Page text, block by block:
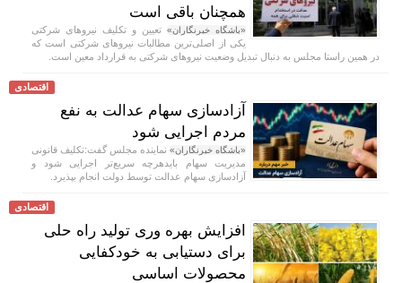
همچنان باقی است
«باشگاه خبرنگاران» تعیین و تکلیف نیرو‌های شرکتی
یکی از اصلی‌ترین مطالبات نیرو‌های شرکتی است که
در همین راستا مجلس به دنبال تبدیل وضعیت نیرو‌های شرکتی به قرارداد معین است.
اقتصادی
آزادسازی سهام عدالت به نفع
مردم اجرایی شود
«باشگاه خبرنگاران» نماینده مجلس گفت:تکلیف قانونی
مدیریت سهام بایدهرچه سریع‌تر اجرایی شود و
آزادسازی سهام عدالت توسط دولت انجام بپذیرد.
اقتصادی
افزایش بهره وری تولید راه حلی
برای دستیابی به خودکفایی
محصولات اساسی